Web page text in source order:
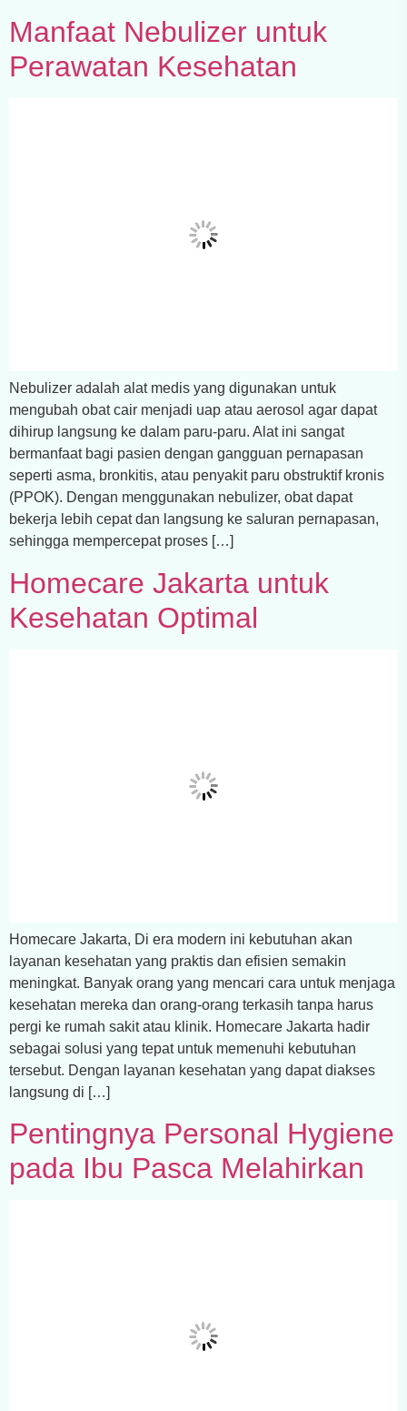
Manfaat Nebulizer untuk
Perawatan Kesehatan
Nebulizer adalah alat medis yang digunakan untuk
mengubah obat cair menjadi uap atau aerosol agar dapat
dihirup langsung ke dalam paru-paru. Alat ini sangat
bermanfaat bagi pasien dengan gangguan pernapasan
seperti asma, bronkitis, atau penyakit paru obstruktif kronis
(PPOK). Dengan menggunakan nebulizer, obat dapat
bekerja lebih cepat dan langsung ke saluran pernapasan,
sehingga mempercepat proses […]
Homecare Jakarta untuk
Kesehatan Optimal
Homecare Jakarta, Di era modern ini kebutuhan akan
layanan kesehatan yang praktis dan efisien semakin
meningkat. Banyak orang yang mencari cara untuk menjaga
kesehatan mereka dan orang-orang terkasih tanpa harus
pergi ke rumah sakit atau klinik. Homecare Jakarta hadir
sebagai solusi yang tepat untuk memenuhi kebutuhan
tersebut. Dengan layanan kesehatan yang dapat diakses
langsung di […]
Pentingnya Personal Hygiene
pada Ibu Pasca Melahirkan